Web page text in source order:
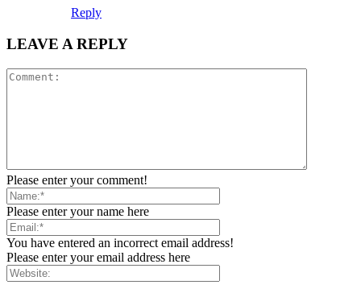
Reply
LEAVE A REPLY
Please enter your comment!
Please enter your name here
You have entered an incorrect email address!
Please enter your email address here